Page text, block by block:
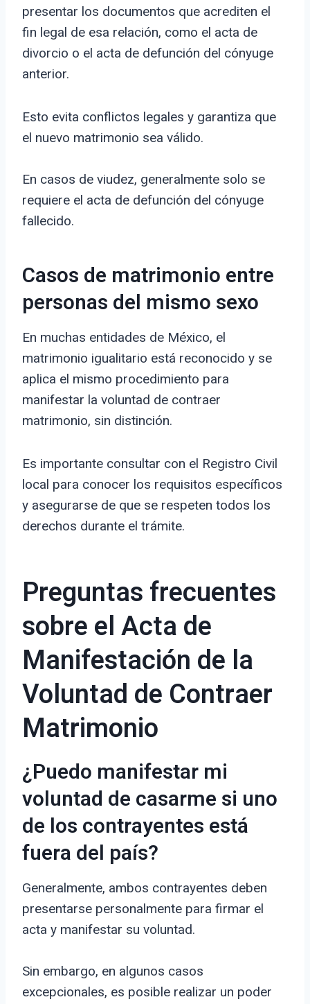
presentar los documentos que acrediten el
fin legal de esa relación, como el acta de
divorcio o el acta de defunción del cónyuge
anterior.
Esto evita conflictos legales y garantiza que
el nuevo matrimonio sea válido.
En casos de viudez, generalmente solo se
requiere el acta de defunción del cónyuge
fallecido.
Casos de matrimonio entre
personas del mismo sexo
En muchas entidades de México, el
matrimonio igualitario está reconocido y se
aplica el mismo procedimiento para
manifestar la voluntad de contraer
matrimonio, sin distinción.
Es importante consultar con el Registro Civil
local para conocer los requisitos específicos
y asegurarse de que se respeten todos los
derechos durante el trámite.
Preguntas frecuentes
sobre el Acta de
Manifestación de la
Voluntad de Contraer
Matrimonio
¿Puedo manifestar mi
voluntad de casarme si uno
de los contrayentes está
fuera del país?
Generalmente, ambos contrayentes deben
presentarse personalmente para firmar el
acta y manifestar su voluntad.
Sin embargo, en algunos casos
excepcionales, es posible realizar un poder